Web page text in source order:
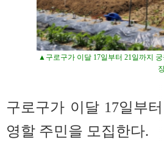
▲구로구가 이달 17일부터 21일까지
구로구가 이달 17일부
영할 주민을 모집한다.